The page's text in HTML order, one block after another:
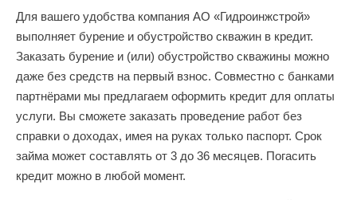
Для вашего удобства компания АО «Гидроинжстрой»
выполняет бурение и обустройство скважин в кредит.
Заказать бурение и (или) обустройство скважины можно
даже без средств на первый взнос. Совместно с банками
партнёрами мы предлагаем оформить кредит для оплаты
услуги. Вы сможете заказать проведение работ без
справки о доходах, имея на руках только паспорт. Срок
займа может составлять от 3 до 36 месяцев. Погасить
кредит можно в любой момент.